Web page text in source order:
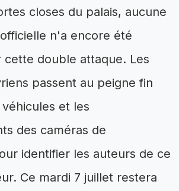
closes du palais, aucune
n'a encore été
double attaque. Les
passent au peigne fin
et les
des caméras de
identifier les auteurs de ce
Ce mardi 7 juillet restera